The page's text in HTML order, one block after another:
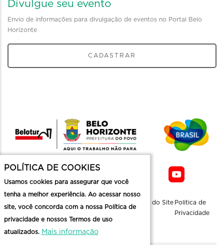
Divulgue seu evento
Envio de informações para divulgação de eventos no Portal Belo
Horizonte
CADASTRAR
Mapa do Site Politica de
Privacidade
POLÍTICA DE COOKIES
Usamos cookies para assegurar que você
tenha a melhor experiência. Ao acessar nosso
site, você concorda com a nossa Política de
privacidade e nossos Termos de uso
atualizados. Mais informação